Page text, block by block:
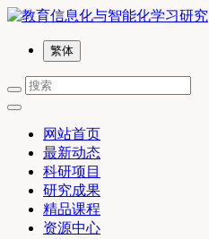
繁体
网站首页
最新动态
科研项目
研究成果
精品课程
资源中心